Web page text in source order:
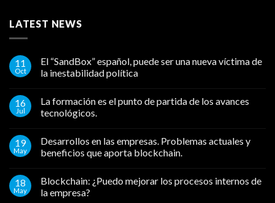
LATEST NEWS
11
Oct
El “SandBox” español, puede ser una nueva víctima de
la inestabilidad política
16
Jul
La formación es el punto de partida de los avances
tecnológicos.
19
May
Desarrollos en las empresas. Problemas actuales y
beneficios que aporta blockchain.
18
May
Blockchain: ¿Puedo mejorar los procesos internos de
la empresa?